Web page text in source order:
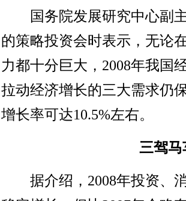
国务院发展研究中心副主
的策略投资会时表示，无论
力都十分巨大，2008年我国
拉动经济增长的三大需求仍
增长率可达10.5%左右。
三驾
据介绍，2008年投资、消